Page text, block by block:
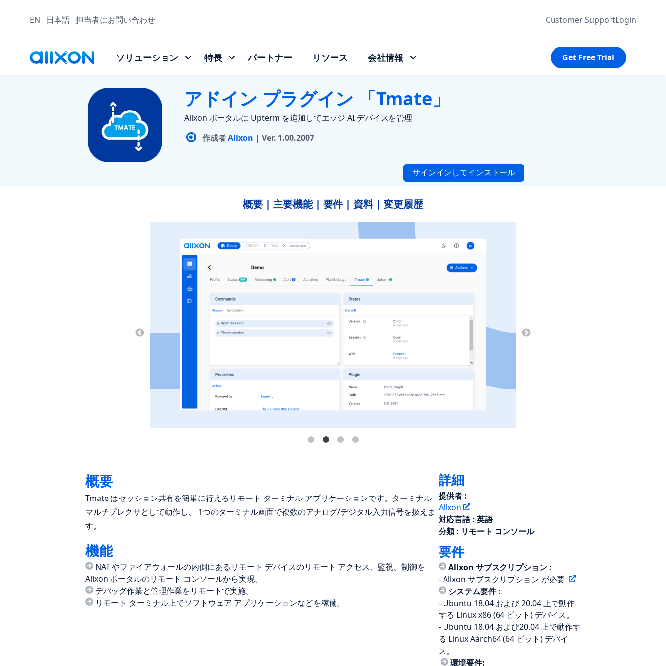
EN 日本語 担当者にお問い合わせ Customer SupportLogin
ソリューション 特長 パートナー リソース 会社情報 Get Free Trial
アドイン プラグイン 「Tmate」
Allxon ポータルに Upterm を追加してエッジ AI デバイスを管理
作成者Allxon | Ver. 1.00.2007
サインインしてインストール
概要 | 主要機能 | 要件 | 資料 | 変更履歴
概要
Tmate はセッション共有を簡単に行えるリモート ターミナル アプリケーションです。ターミナル
マルチプレクサとして動作し、 1つのターミナル画面で複数のアナログ/デジタル入力信号を扱えま
す。
機能
NAT やファイアウォールの内側にあるリモート デバイスのリモート アクセス、監視、制御を
Allxon ポータルのリモート コンソールから実現。
デバッグ作業と管理作業をリモートで実施。
リモート ターミナル上でソフトウェア アプリケーションなどを稼働。
詳細
提供者 :
Allxon
対応言語 : 英語
分類 : リモート コンソール
要件
Allxon サブスクリプション :
-Allxon サブスクリプション が必要
システム要件 :
- Ubuntu 18.04 および 20.04 上で動作
する Linux x86 (64 ビット) デバイス。
- Ubuntu 18.04 および20.04 上で動作す
る Linux Aarch64 (64 ビット) デバイ
ス。
環境要件: